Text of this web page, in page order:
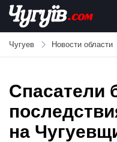
Skip
content
Chuguiv
Чугуев Новости области
Спасатели
на